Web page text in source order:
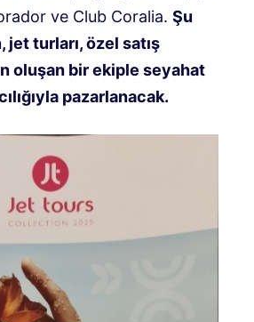
ve Club Coralia. Şu
jet turları, özel satış
oluşan bir ekiple seyahat
pazarlanacak.